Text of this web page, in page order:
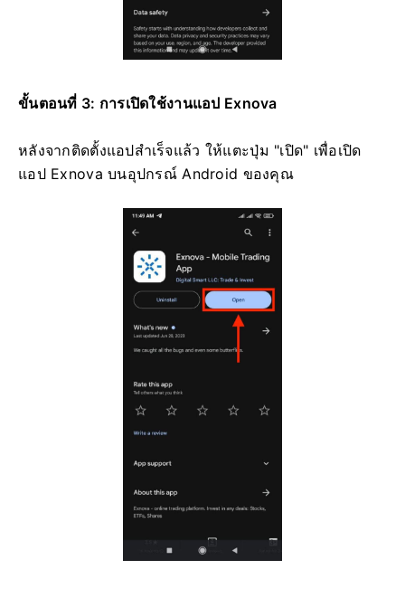
ขั้นตอนที่ 3: การเปิดใช้งานแอป Exnova
หลังจากติดตั้งแอปสำเร็จแล้ว ให้แตะปุ่ม "เปิด" เพื่อเปิด
แอป Exnova บนอุปกรณ์ Android ของคุณ